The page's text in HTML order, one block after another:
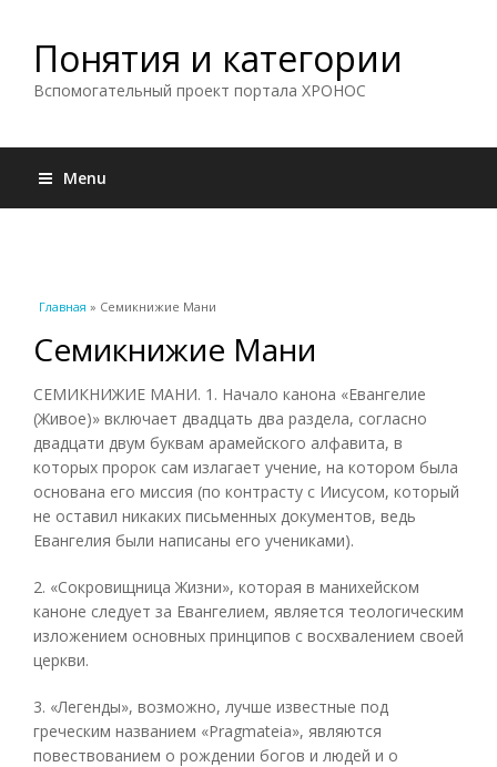
Понятия и категории
Вспомогательный проект портала ХРОНОС
Menu
Вы здесь
Главная » Семикнижие Мани
Семикнижие Мани
СЕМИКНИЖИЕ МАНИ. 1. Начало канона «Евангелие
(Живое)» включает двадцать два раздела, согласно
двадцати двум буквам арамейского алфавита, в
которых пророк сам излагает учение, на котором была
основана его миссия (по контрасту с Иисусом, который
не оставил никаких письменных документов, ведь
Евангелия были написаны его учениками).
2. «Сокровищница Жизни», которая в манихейском
каноне следует за Евангелием, является теологическим
изложением основных принципов с восхвалением своей
церкви.
3. «Легенды», возможно, лучше известные под
греческим названием «Pragmateia», являются
повествованием о рождении богов и людей и о